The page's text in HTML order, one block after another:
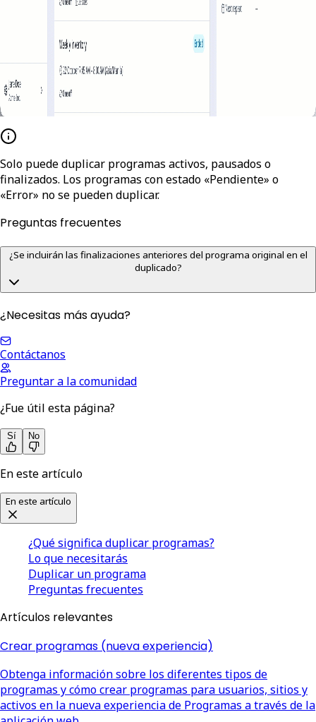
Solo puede duplicar programas activos, pausados o
finalizados. Los programas con estado «Pendiente» o
«Error» no se pueden duplicar.
Preguntas frecuentes
¿Se incluirán las finalizaciones anteriores del programa original en el
duplicado?
¿Necesitas más ayuda?
Contáctanos
Preguntar a la comunidad
¿Fue útil esta página?
Sí No
En este artículo
En este artículo
¿Qué significa duplicar programas?
Lo que necesitarás
Duplicar un programa
Preguntas frecuentes
Artículos relevantes
Crear programas (nueva experiencia)
Obtenga información sobre los diferentes tipos de
programas y cómo crear programas para usuarios, sitios y
activos en la nueva experiencia de Programas a través de la